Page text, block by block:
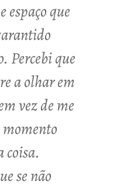
espaço que
Percebi que
a olhar em
vez de me
coisa.
se não